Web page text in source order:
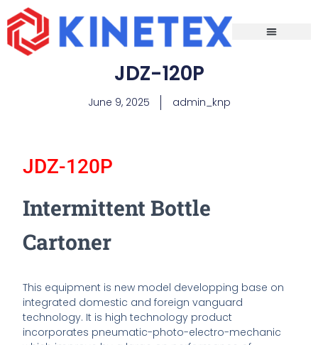
JDZ-120P
June 9, 2025 admin_knp
JDZ-120P
Intermittent Bottle
Cartoner
This equipment is new model developping base on
integrated domestic and foreign vanguard
technology. It is high technology product
incorporates pneumatic-photo-electro-mechanic